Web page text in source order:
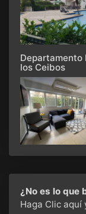
Departamento
los Ceibos
¿No es lo que
Haga Clic aquí